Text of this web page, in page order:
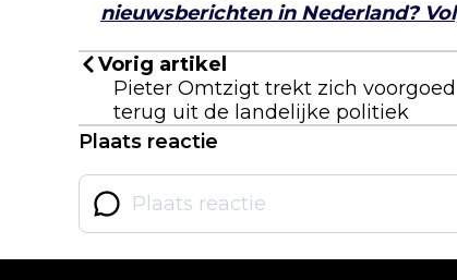
nieuwsberichten in Nederland?
Vorig artikel
Pieter Omtzigt trekt zich voorgoed
terug uit de landelijke politiek
Plaats reactie